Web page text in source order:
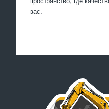
вас.